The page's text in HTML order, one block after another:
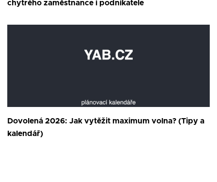
chytrého zaměstnance i podnikatele
Dovolená 2026: Jak vytěžit maximum volna? (Tipy a
kalendář)